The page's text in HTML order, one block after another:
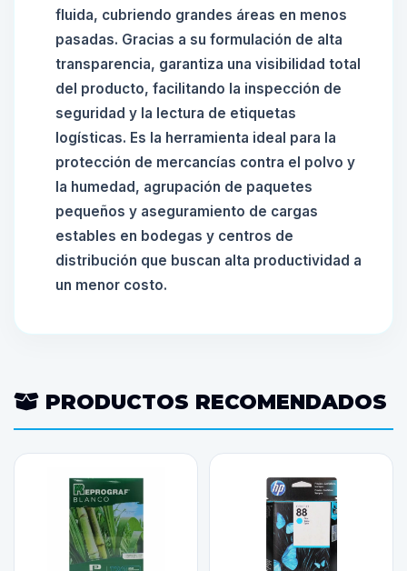
fluida, cubriendo grandes áreas en menos
pasadas. Gracias a su formulación de alta
transparencia, garantiza una visibilidad total
del producto, facilitando la inspección de
seguridad y la lectura de etiquetas
logísticas. Es la herramienta ideal para la
protección de mercancías contra el polvo y
la humedad, agrupación de paquetes
pequeños y aseguramiento de cargas
estables en bodegas y centros de
distribución que buscan alta productividad a
un menor costo.
PRODUCTOS RECOMENDADOS